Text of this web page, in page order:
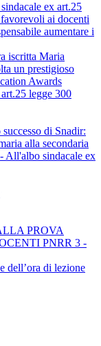
ex art.25
ai docenti
aumentare i
iscritta Maria
un prestigioso
Awards
legge 300
di Snadir:
alla secondaria
All'albo sindacale ex
PROVA
PNRR 3 -
dell’ora di lezione